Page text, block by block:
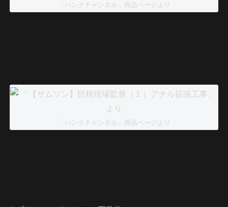
「ハンクチャンネル」商品ページより
「ハンクチャンネル」商品ページより